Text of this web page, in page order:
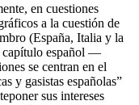
en cuestiones
a la cuestión de
(España, Italia y la
capítulo español —
se centran en el
y gasistas españolas”
sus intereses